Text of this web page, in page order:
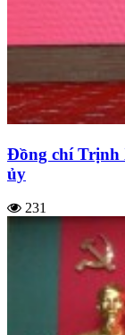
Đồng chí Trịnh
ủy
231